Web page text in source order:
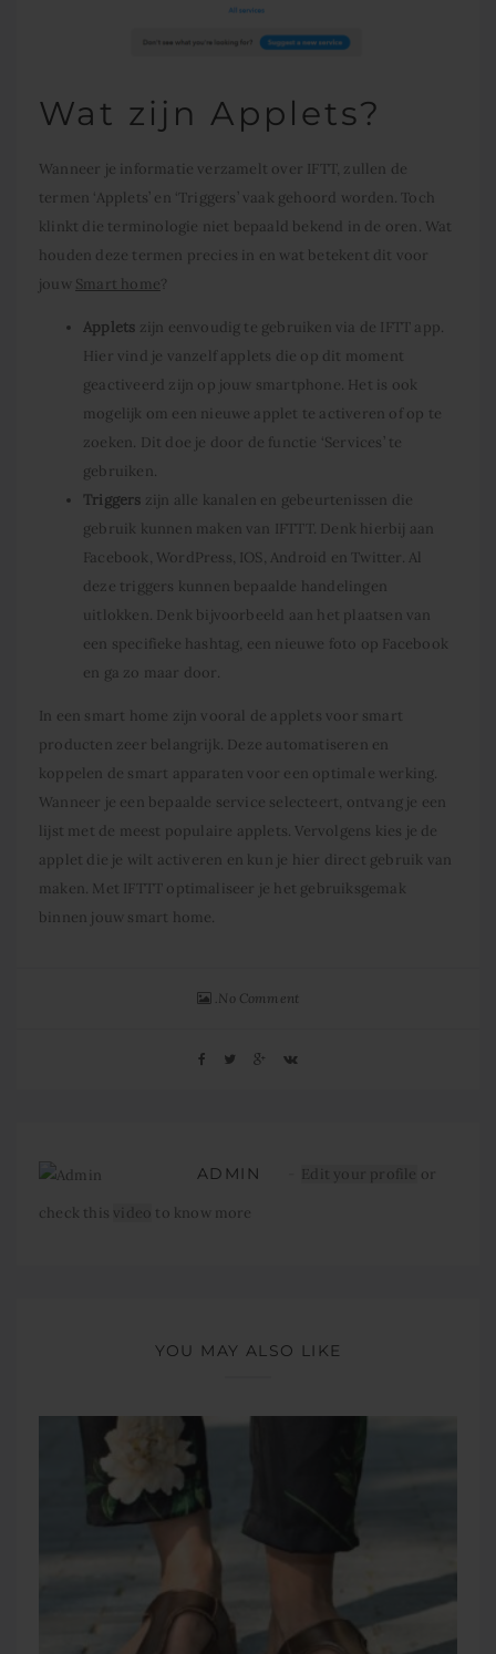
Wat zijn Applets?
Wanneer je informatie verzamelt over IFTT, zullen de
termen ‘Applets’ en ‘Triggers’ vaak gehoord worden. Toch
klinkt die terminologie niet bepaald bekend in de oren. Wat
houden deze termen precies in en wat betekent dit voor
jouw Smart home?
Applets zijn eenvoudig te gebruiken via de IFTT app.
Hier vind je vanzelf applets die op dit moment
geactiveerd zijn op jouw smartphone. Het is ook
mogelijk om een nieuwe applet te activeren of op te
zoeken. Dit doe je door de functie ‘Services’ te
gebruiken.
Triggers zijn alle kanalen en gebeurtenissen die
gebruik kunnen maken van IFTTT. Denk hierbij aan
Facebook, WordPress, IOS, Android en Twitter. Al
deze triggers kunnen bepaalde handelingen
uitlokken. Denk bijvoorbeeld aan het plaatsen van
een specifieke hashtag, een nieuwe foto op Facebook
en ga zo maar door.
In een smart home zijn vooral de applets voor smart
producten zeer belangrijk. Deze automatiseren en
koppelen de smart apparaten voor een optimale werking.
Wanneer je een bepaalde service selecteert, ontvang je een
lijst met de meest populaire applets. Vervolgens kies je de
applet die je wilt activeren en kun je hier direct gebruik van
maken. Met IFTTT optimaliseer je het gebruiksgemak
binnen jouw smart home.
No Comment
ADMIN Edit your profile or
check this video to know more
YOU MAY ALSO LIKE